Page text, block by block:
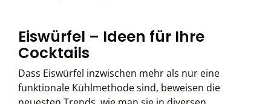
Eiswürfel – Ideen für Ihre
Cocktails
Dass Eiswürfel inzwischen mehr als nur eine
funktionale Kühlmethode sind, beweisen die